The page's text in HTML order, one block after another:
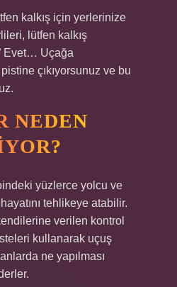
kalkış için yerlerinize
lütfen kalkış
Evet… Uçağa
çıkıyorsunuz ve bu
NEDEN
yüzlerce yolcu ve
tehlikeye atabilir.
verilen kontrol
kullanarak uçuş
ne yapılması